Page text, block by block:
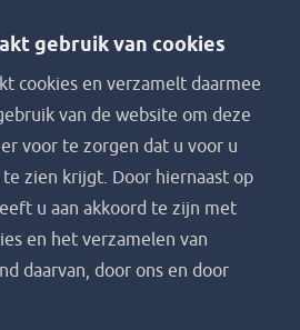
gebruik van cookies
cookies en verzamelt daarmee
van de website om deze
voor te zorgen dat u voor u
zien krijgt. Door hiernaast op
u aan akkoord te zijn met
en het verzamelen van
daarvan, door ons en door